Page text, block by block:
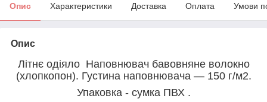
Опис Характеристики Доставка Оплата Умови
Опис
Літнє одіяло Наповнювач бавовняне волокно
(хлопкопон). Густина наповнювача ― 150 г/м2.
Упаковка - сумка ПВХ .